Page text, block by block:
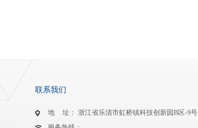
联系我们
地 址： 浙江省乐清市虹桥镇科技创新园B区-9号